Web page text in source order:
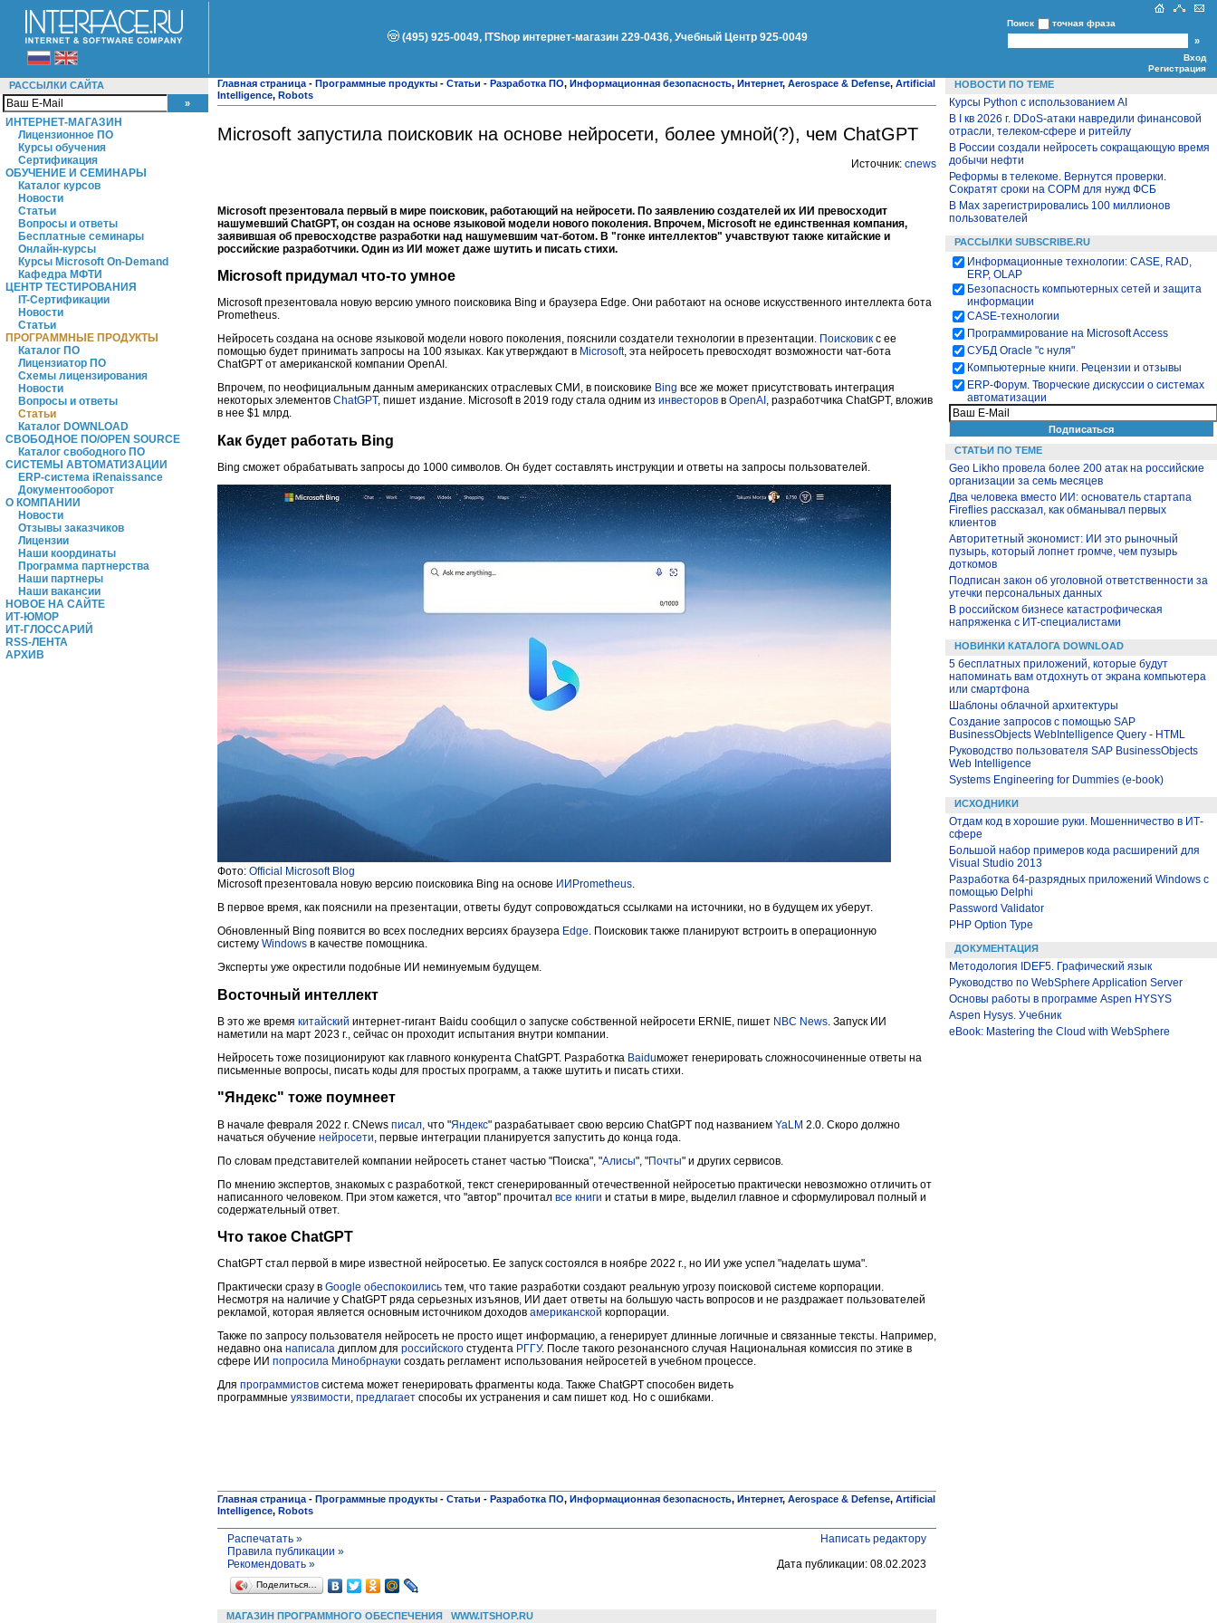
(495) 925-0049, ITShop интернет-магазин 229-0436, Учебный Центр 925-0049
Поиск точная фраза
Вход
Регистрация
РАССЫЛКИ САЙТА
ИНТЕРНЕТ-МАГАЗИН
Лицензионное ПО
Курсы обучения
Сертификация
ОБУЧЕНИЕ И СЕМИНАРЫ
Каталог курсов
Новости
Статьи
Вопросы и ответы
Бесплатные семинары
Онлайн-курсы
Курсы Microsoft On-Demand
Кафедра МФТИ
ЦЕНТР ТЕСТИРОВАНИЯ
IT-Сертификации
Новости
Статьи
ПРОГРАММНЫЕ ПРОДУКТЫ
Каталог ПО
Лицензиатор ПО
Схемы лицензирования
Новости
Вопросы и ответы
Статьи
Каталог DOWNLOAD
СВОБОДНОЕ ПО/OPEN SOURCE
Каталог свободного ПО
СИСТЕМЫ АВТОМАТИЗАЦИИ
ERP-система iRenaissance
Документооборот
О КОМПАНИИ
Новости
Отзывы заказчиков
Лицензии
Наши координаты
Программа партнерства
Наши партнеры
Наши вакансии
НОВОЕ НА САЙТЕ
ИТ-ЮМОР
ИТ-ГЛОССАРИЙ
RSS-ЛЕНТА
АРХИВ
Главная страница - Программные продукты - Статьи - Разработка ПО, Информационная безопасность, Интернет, Aerospace & Defense, Artificial
Intelligence, Robots
Microsoft запустила поисковик на основе нейросети, более умной(?), чем ChatGPT
Источник: cnews
Microsoft презентовала первый в мире поисковик, работающий на нейросети. По заявлению создателей их ИИ превосходит
нашумевший ChatGPT, он создан на основе языковой модели нового поколения. Впрочем, Microsoft не единственная компания,
заявившая об превосходстве разработки над нашумевшим чат-ботом. В "гонке интеллектов" учавствуют также китайские и
российские разработчики. Один из ИИ может даже шутить и писать стихи.
Microsoft придумал что-то умное
Microsoft презентовала новую версию умного поисковика Bing и браузера Edge. Они работают на основе искусственного интеллекта бота
Prometheus.
Нейросеть создана на основе языковой модели нового поколения, пояснили создатели технологии в презентации. Поисковик с ее
помощью будет принимать запросы на 100 языках. Как утверждают в Microsoft, эта нейросеть превосходят возможности чат-бота
ChatGPT от американской компании OpenAI.
Впрочем, по неофициальным данным американских отраслевых СМИ, в поисковике Bing все же может присутствовать интеграция
некоторых элементов ChatGPT, пишет издание. Microsoft в 2019 году стала одним из инвесторов в OpenAI , разработчика ChatGPT, вложив
в нее $1 млрд.
Как будет работать Bing
Bing сможет обрабатывать запросы до 1000 символов. Он будет составлять инструкции и ответы на запросы пользователей.
Фото: Official Microsoft Blog
Microsoft презентовала новую версию поисковика Bing на основе ИИ Prometheus.
В первое время, как пояснили на презентации, ответы будут сопровождаться ссылками на источники, но в будущем их уберут.
Обновленный Bing появится во всех последних версиях браузера Edge. Поисковик также планируют встроить в операционную
систему Windows в качестве помощника.
Эксперты уже окрестили подобные ИИ неминуемым будущем.
Восточный интеллект
В это же время китайский интернет-гигант Baidu сообщил о запуске собственной нейросети ERNIE, пишет NBC News. Запуск ИИ
наметили на март 2023 г., сейчас он проходит испытания внутри компании.
Нейросеть тоже позиционируют как главного конкурента ChatGPT. Разработка Baiduможет генерировать сложносочиненные ответы на
письменные вопросы, писать коды для простых программ, а также шутить и писать стихи.
"Яндекс" тоже поумнеет
В начале февраля 2022 г. CNews писал , что "Яндекс" разрабатывает свою версию ChatGPT под названием YaLM 2.0. Скоро должно
начаться обучение нейросети , первые интеграции планируется запустить до конца года.
По словам представителей компании нейросеть станет частью "Поиска", "Алисы", "Почты" и других сервисов.
По мнению экспертов, знакомых с разработкой, текст сгенерированный отечественной нейросетью практически невозможно отличить от
написанного человеком. При этом кажется, что "автор" прочитал все книги и статьи в мире, выделил главное и сформулировал полный и
содержательный ответ.
Что такое ChatGPT
ChatGPT стал первой в мире известной нейросетью. Ее запуск состоялся в ноябре 2022 г., но ИИ уже успел "наделать шума".
Практически сразу в Google обеспокоились тем, что такие разработки создают реальную угрозу поисковой системе корпорации.
Несмотря на наличие у ChatGPT ряда серьезных изъянов, ИИ дает ответы на большую часть вопросов и не раздражает пользователей
рекламой, которая является основным источником доходов американской корпорации.
Также по запросу пользователя нейросеть не просто ищет информацию, а генерирует длинные логичные и связанные тексты. Например,
недавно она написала диплом для российского студента РГГУ. После такого резонансного случая Национальная комиссия по этике в
сфере ИИ попросила Минобрнауки создать регламент использования нейросетей в учебном процессе.
Для программистов система может генерировать фрагменты кода. Также ChatGPT способен видеть
программные уязвимости, предлагает способы их устранения и сам пишет код. Но с ошибками.
Главная страница - Программные продукты - Статьи - Разработка ПО, Информационная безопасность, Интернет, Aerospace & Defense, Artificial
Intelligence, Robots
Распечатать »
Правила публикации »
Написать редактору
Рекомендовать »
Дата публикации: 08.02.2023
Поделиться…
МАГАЗИН ПРОГРАММНОГО ОБЕСПЕЧЕНИЯ WWW.ITSHOP.RU
НОВОСТИ ПО ТЕМЕ
Курсы Python c использованием AI
В I кв 2026 г. DDoS-атаки навредили финансовой
отрасли, телеком-сфере и ритейлу
В России создали нейросеть сокращающую время
добычи нефти
Реформы в телекоме. Вернутся проверки.
Сократят сроки на СОРМ для нужд ФСБ
В Max зарегистрировались 100 миллионов
пользователей
РАССЫЛКИ SUBSCRIBE.RU
Информационные технологии: CASE, RAD,
ERP, OLAP
Безопасность компьютерных сетей и защита
информации
CASE-технологии
Программирование на Microsoft Access
СУБД Oracle "с нуля"
Компьютерные книги. Рецензии и отзывы
ЕRP-Форум. Творческие дискуссии о системах
автоматизации
СТАТЬИ ПО ТЕМЕ
Geo Likho провела более 200 атак на российские
организации за семь месяцев
Два человека вместо ИИ: основатель стартапа
Fireflies рассказал, как обманывал первых
клиентов
Авторитетный экономист: ИИ это рыночный
пузырь, который лопнет громче, чем пузырь
доткомов
Подписан закон об уголовной ответственности за
утечки персональных данных
В российском бизнесе катастрофическая
напряженка с ИТ-специалистами
НОВИНКИ КАТАЛОГА DOWNLOAD
5 бесплатных приложений, которые будут
напоминать вам отдохнуть от экрана компьютера
или смартфона
Шаблоны облачной архитектуры
Создание запросов с помощью SAP
BusinessObjects WebIntelligence Query - HTML
Руководство пользователя SAP BusinessObjects
Web Intelligence
Systems Engineering for Dummies (e-book)
ИСХОДНИКИ
Отдам код в хорошие руки. Мошенничество в ИТ-
сфере
Большой набор примеров кода расширений для
Visual Studio 2013
Разработка 64-разрядных приложений Windows с
помощью Delphi
Password Validator
PHP Option Type
ДОКУМЕНТАЦИЯ
Методология IDEF5. Графический язык
Руководство по WebSphere Application Server
Основы работы в программе Aspen HYSYS
Aspen Hysys. Учебник
eBook: Mastering the Cloud with WebSphere